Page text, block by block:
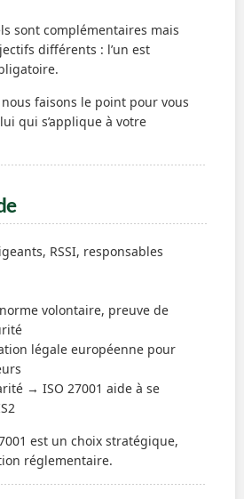
sont complémentaires mais
différents : l’un est
faisons le point pour vous
qui s’applique à votre
RSSI, responsables
volontaire, preuve de
légale européenne pour
→ ISO 27001 aide à se
est un choix stratégique,
réglementaire.